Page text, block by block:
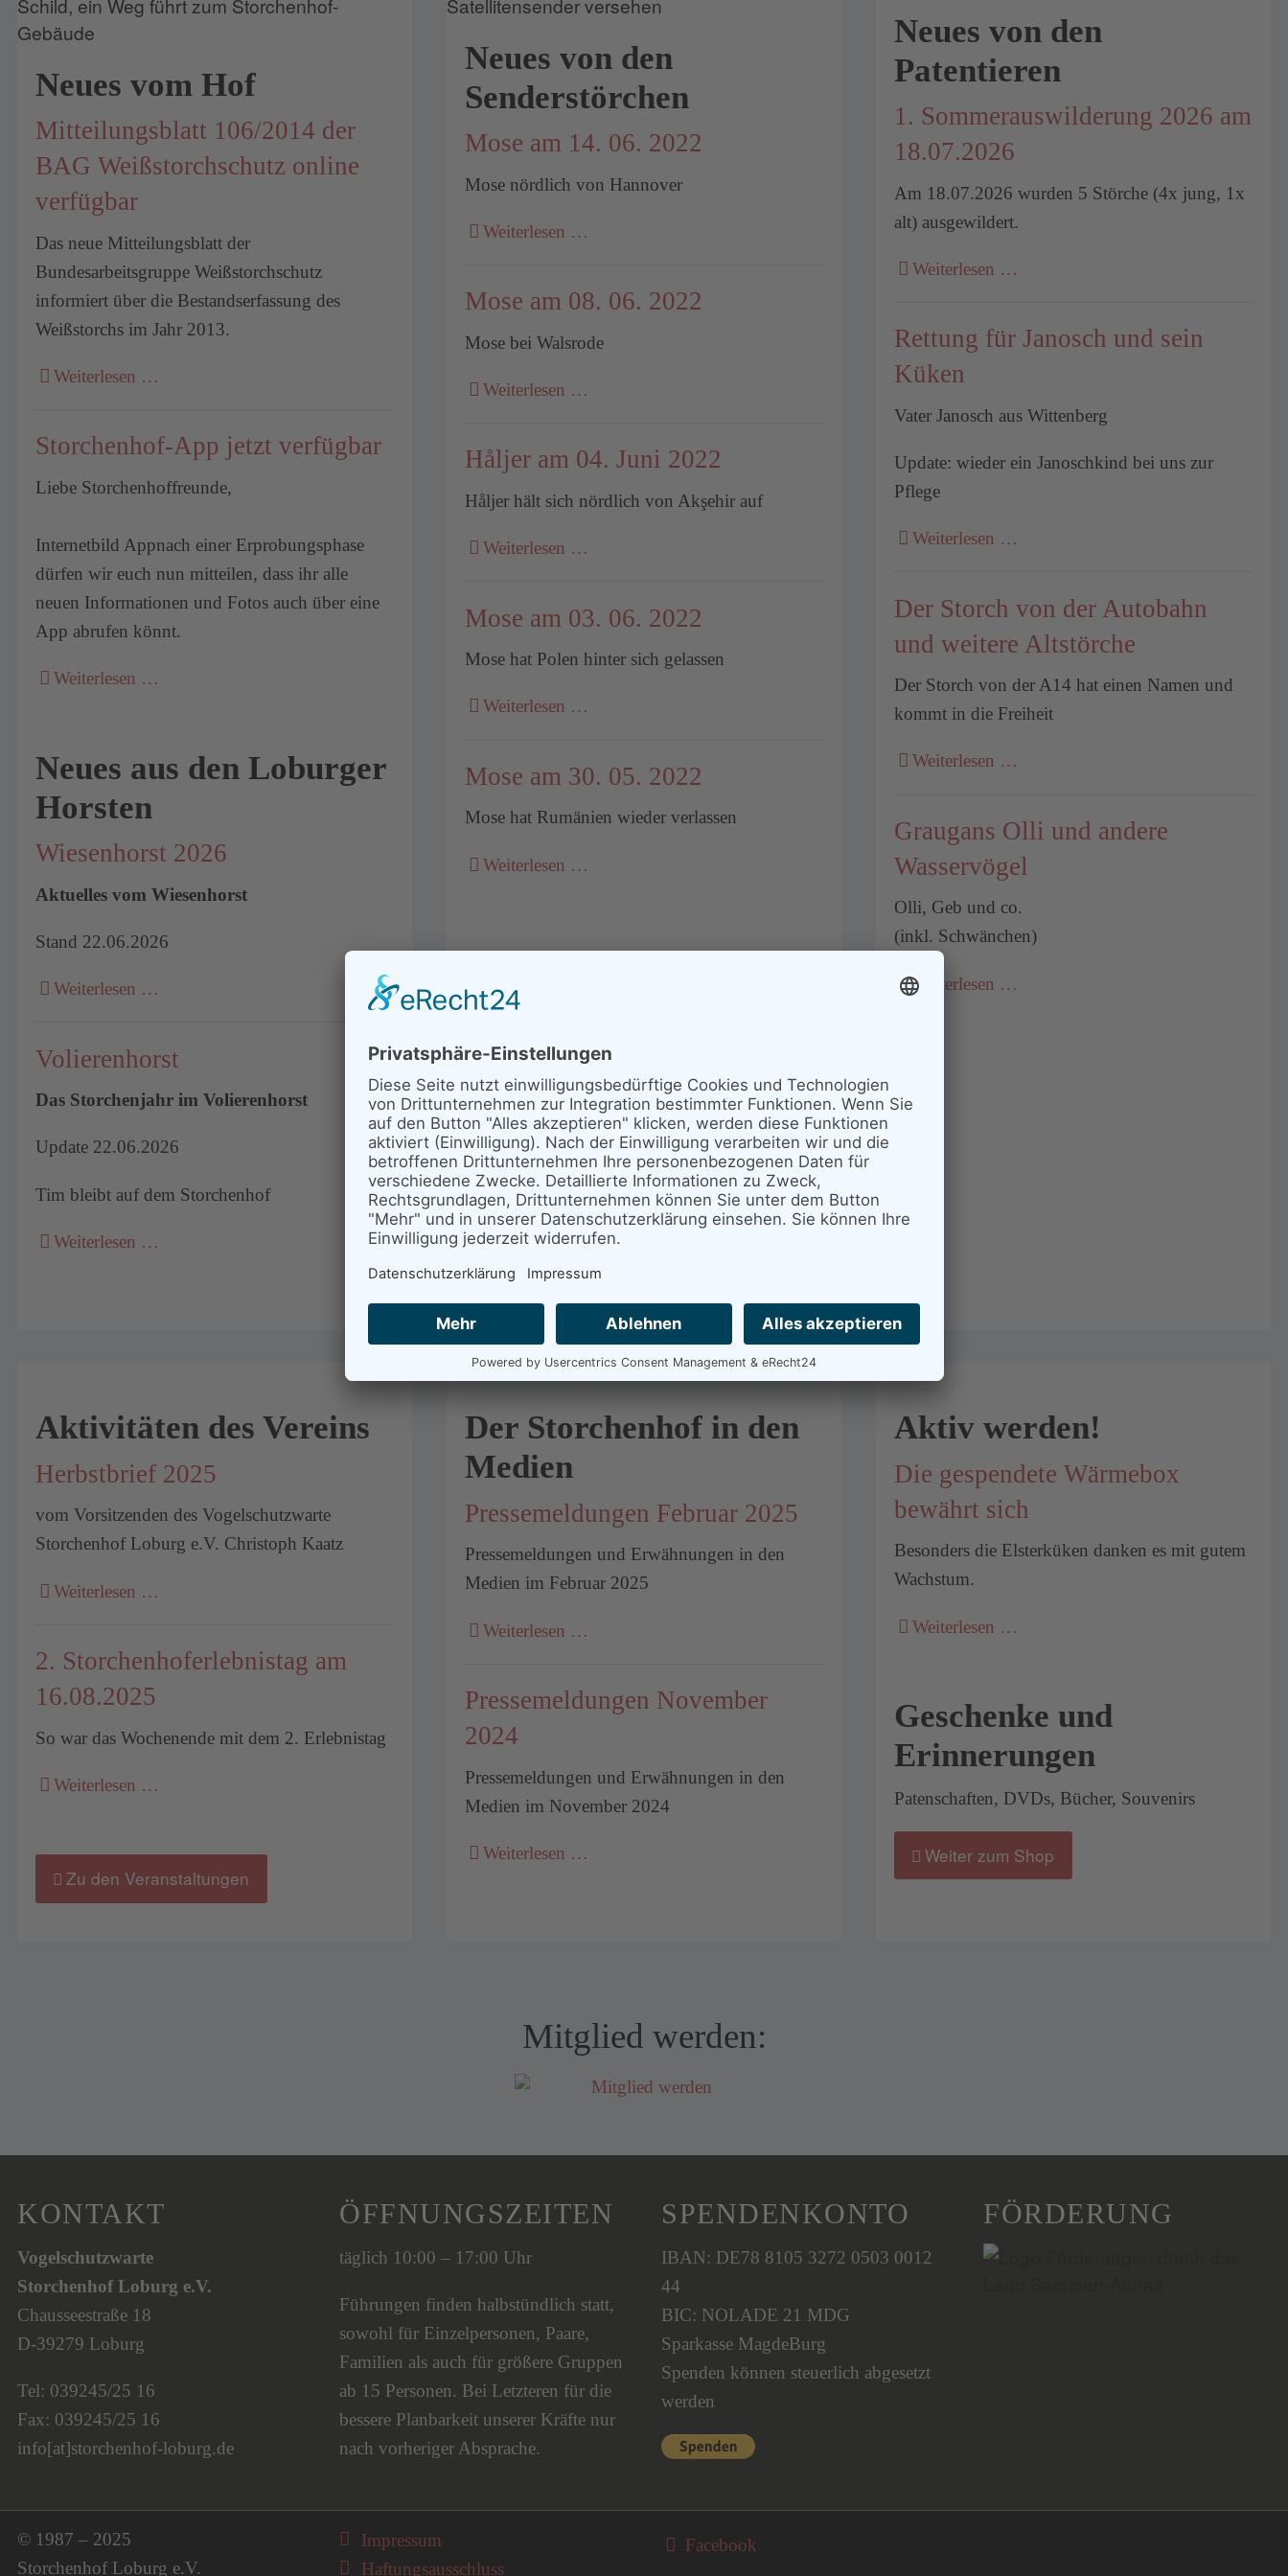
Neues vom Hof
Mitteilungsblatt 106/2014 der
BAG Weißstorchschutz online
verfügbar
Das neue Mitteilungsblatt der
Bundesarbeitsgruppe Weißstorchschutz
informiert über die Bestandserfassung des
Weißstorchs im Jahr 2013.
Weiterlesen …
Storchenhof-App jetzt verfügbar
Liebe Storchenhoffreunde,
Internetbild Appnach einer Erprobungsphase
dürfen wir euch nun mitteilen, dass ihr alle
neuen Informationen und Fotos auch über eine
App abrufen könnt.
Weiterlesen …
Neues aus den Loburger
Horsten
Wiesenhorst 2026
Aktuelles vom Wiesenhorst
Stand 22.06.2026
Weiterlesen …
Volierenhorst
Das Storchenjahr im Volierenhorst
Update 22.06.2026
Tim bleibt auf dem Storchenhof
Weiterlesen …
Neues von den
Senderstörchen
Mose am 14. 06. 2022
Mose nördlich von Hannover
Weiterlesen …
Mose am 08. 06. 2022
Mose bei Walsrode
Weiterlesen …
Håljer am 04. Juni 2022
Håljer hält sich nördlich von Akşehir auf
Weiterlesen …
Mose am 03. 06. 2022
Mose hat Polen hinter sich gelassen
Weiterlesen …
Mose am 30. 05. 2022
Mose hat Rumänien wieder verlassen
Weiterlesen …
Neues von den
Patentieren
1. Sommerauswilderung 2026 am
18.07.2026
Am 18.07.2026 wurden 5 Störche (4x jung, 1x
alt) ausgewildert.
Weiterlesen …
Rettung für Janosch und sein
Küken
Vater Janosch aus Wittenberg
Update: wieder ein Janoschkind bei uns zur
Pflege
Weiterlesen …
Der Storch von der Autobahn
und weitere Altstörche
Der Storch von der A14 hat einen Namen und
kommt in die Freiheit
Weiterlesen …
Graugans Olli und andere
Wasservögel
Olli, Geb und co.
(inkl. Schwänchen)
Weiterlesen …
Aktivitäten des Vereins
Herbstbrief 2025
vom Vorsitzenden des Vogelschutzwarte
Storchenhof Loburg e.V. Christoph Kaatz
Weiterlesen …
2. Storchenhoferlebnistag am
16.08.2025
So war das Wochenende mit dem 2. Erlebnistag
Weiterlesen …
Zu den Veranstaltungen
Der Storchenhof in den
Medien
Pressemeldungen Februar 2025
Pressemeldungen und Erwähnungen in den
Medien im Februar 2025
Weiterlesen …
Pressemeldungen November
2024
Pressemeldungen und Erwähnungen in den
Medien im November 2024
Weiterlesen …
Aktiv werden!
Die gespendete Wärmebox
bewährt sich
Besonders die Elsterküken danken es mit gutem
Wachstum.
Weiterlesen …
Geschenke und
Erinnerungen
Patenschaften, DVDs, Bücher, Souvenirs
Weiter zum Shop
Mitglied werden:
KONTAKT
Vogelschutzwarte
Storchenhof Loburg e.V.
Chausseestraße 18
D-39279 Loburg
Tel: 039245/25 16
Fax: 039245/25 16
info[at]storchenhof-loburg.de
ÖFFNUNGSZEITEN
täglich 10:00 – 17:00 Uhr
Führungen finden halbstündlich statt,
sowohl für Einzelpersonen, Paare,
Familien als auch für größere Gruppen
ab 15 Personen. Bei Letzteren für die
bessere Planbarkeit unserer Kräfte nur
nach vorheriger Absprache.
SPENDENKONTO
IBAN: DE78 8105 3272 0503 0012
44
BIC: NOLADE 21 MDG
Sparkasse MagdeBurg
Spenden können steuerlich abgesetzt
werden
FÖRDERUNG
© 1987 – 2025
Storchenhof Loburg e.V.
Navigation überspringen
Impressum
Haftungsausschluss
Facebook